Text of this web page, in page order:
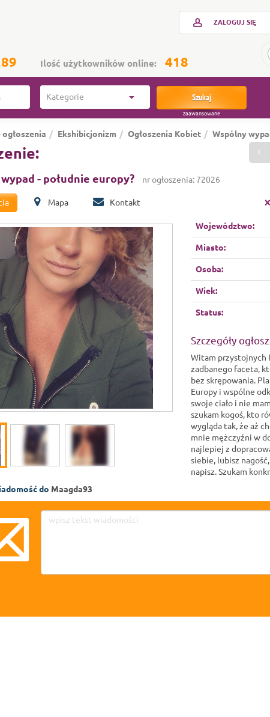
ZALOGUJ SIĘ
Ilość użytkowników online: 418
Kategorie Szukaj
zaawansowane
Ekshibicjonizm Ogłoszenia Kobiet Wspólny
- południe europy? nr ogłoszenia: 72026
Mapa Kontakt
Województwo:
Miasto:
Osoba:
Wiek:
Status:
Szczegóły
Witam przystojnych
zadbanego faceta,
bez skrępowania.
Europy i wspólne
swoje ciało i nie
szukam kogoś, kto
wygląda tak, że aż
mnie mężczyźni w
najlepiej z
siebie, lubisz
napisz. Szukam
do Maagda93